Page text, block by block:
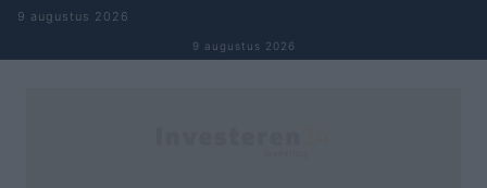
Naar inhoud springen
9 augustus 2026
9 augustus 2026